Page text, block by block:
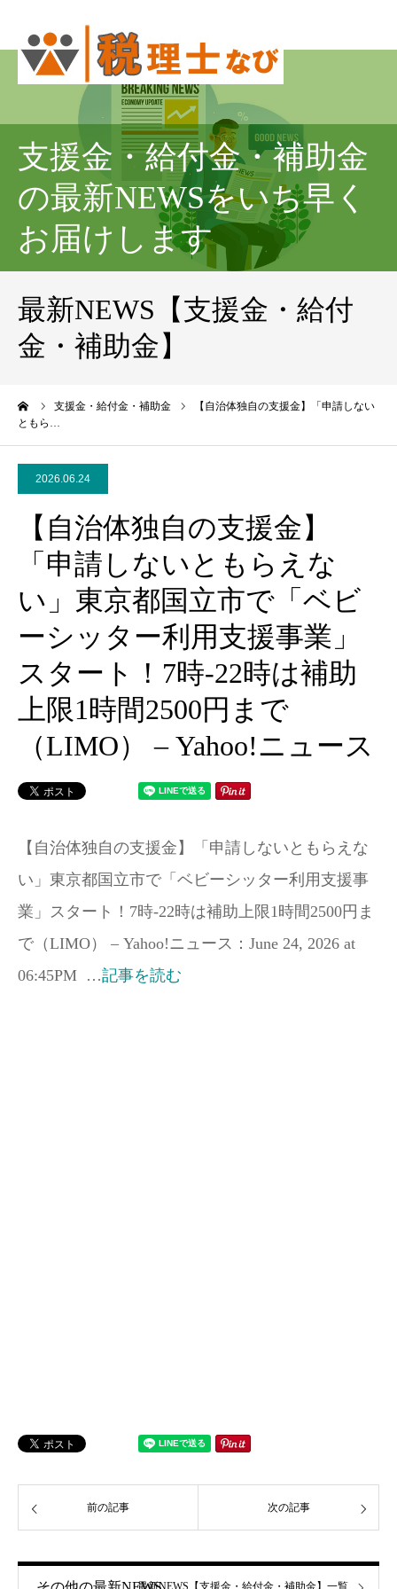
支援金・給付金・補助金
の最新NEWSをいち早く
お届けします
最新NEWS【支援金・給付
金・補助金】
支援金・給付金・補助金
【自治体独自の支援金】「申請しない
ともら…
2026.06.24
【自治体独自の支援金】
「申請しないともらえな
い」東京都国立市で「ベビ
ーシッター利用支援事業」
スタート！7時-22時は補助
上限1時間2500円まで
（LIMO） – Yahoo!ニュース
【自治体独自の支援金】「申請しないともらえな
い」東京都国立市で「ベビーシッター利用支援事
業」スタート！7時-22時は補助上限1時間2500円ま
で（LIMO） – Yahoo!ニュース：June 24, 2026 at
06:45PM …記事を読む
前の記事 次の記事
最新NEWS【支援金・給付金・補助金】一覧